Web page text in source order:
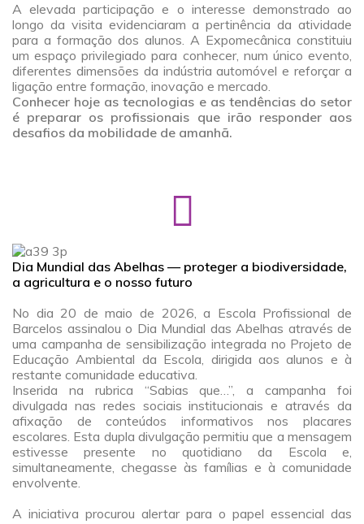
A elevada participação e o interesse demonstrado ao
longo da visita evidenciaram a pertinência da atividade
para a formação dos alunos. A Expomecânica constituiu
um espaço privilegiado para conhecer, num único evento,
diferentes dimensões da indústria automóvel e reforçar a
ligação entre formação, inovação e mercado.
Conhecer hoje as tecnologias e as tendências do setor
é preparar os profissionais que irão responder aos
desafios da mobilidade de amanhã.
Dia Mundial das Abelhas — proteger a biodiversidade,
a agricultura e o nosso futuro
No dia 20 de maio de 2026, a Escola Profissional de
Barcelos assinalou o Dia Mundial das Abelhas através de
uma campanha de sensibilização integrada no Projeto de
Educação Ambiental da Escola, dirigida aos alunos e à
restante comunidade educativa.
Inserida na rubrica “Sabias que…”, a campanha foi
divulgada nas redes sociais institucionais e através da
afixação de conteúdos informativos nos placares
escolares. Esta dupla divulgação permitiu que a mensagem
estivesse presente no quotidiano da Escola e,
simultaneamente, chegasse às famílias e à comunidade
envolvente.
A iniciativa procurou alertar para o papel essencial das